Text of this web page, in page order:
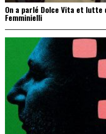
On a parlé Dolce Vita et lutte
Femminielli